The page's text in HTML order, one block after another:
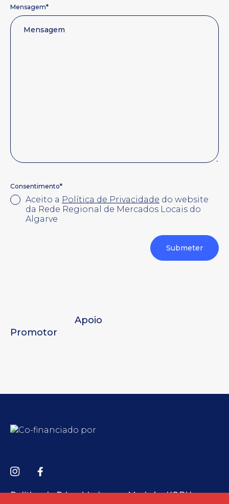
Mensagem*
Consentimento*
Aceito a Política de Privacidade do website
da Rede Regional de Mercados Locais do
Algarve
Promotor
Apoio
Política de Privacidade Made by KOBU